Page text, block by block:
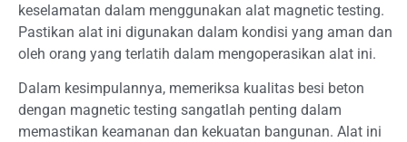
keselamatan dalam menggunakan alat magnetic testing.
Pastikan alat ini digunakan dalam kondisi yang aman dan
oleh orang yang terlatih dalam mengoperasikan alat ini.
Dalam kesimpulannya, memeriksa kualitas besi beton
dengan magnetic testing sangatlah penting dalam
memastikan keamanan dan kekuatan bangunan. Alat ini